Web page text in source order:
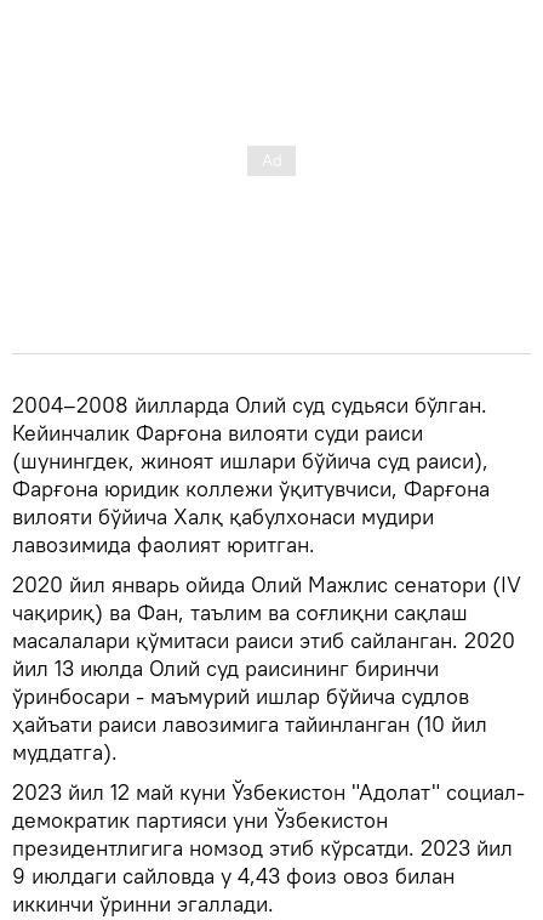
2004–2008 йилларда Олий суд судьяси бўлган.
Кейинчалик Фарғона вилояти суди раиси
(шунингдек, жиноят ишлари бўйича суд раиси),
Фарғона юридик коллежи ўқитувчиси, Фарғона
вилояти бўйича Халқ қабулхонаси мудири
лавозимида фаолият юритган.
2020 йил январь ойида Олий Мажлис сенатори (IV
чақириқ) ва Фан, таълим ва соғлиқни сақлаш
масалалари қўмитаси раиси этиб сайланган. 2020
йил 13 июлда Олий суд раисининг биринчи
ўринбосари - маъмурий ишлар бўйича судлов
ҳайъати раиси лавозимига тайинланган (10 йил
муддатга).
2023 йил 12 май куни Ўзбекистон "Адолат" социал-
демократик партияси уни Ўзбекистон
президентлигига номзод этиб кўрсатди. 2023 йил
9 июлдаги сайловда у 4,43 фоиз овоз билан
иккинчи ўринни эгаллади.